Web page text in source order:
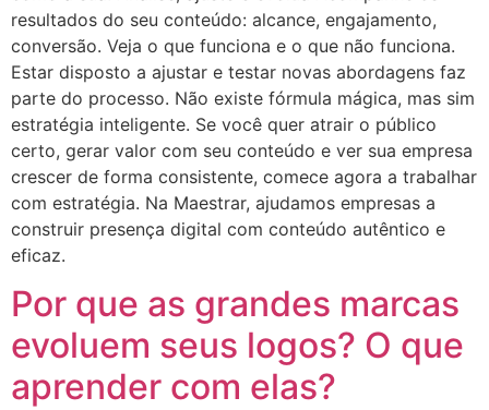
resultados do seu conteúdo: alcance, engajamento,
conversão. Veja o que funciona e o que não funciona.
Estar disposto a ajustar e testar novas abordagens faz
parte do processo. Não existe fórmula mágica, mas sim
estratégia inteligente. Se você quer atrair o público
certo, gerar valor com seu conteúdo e ver sua empresa
crescer de forma consistente, comece agora a trabalhar
com estratégia. Na Maestrar, ajudamos empresas a
construir presença digital com conteúdo autêntico e
eficaz.
Por que as grandes marcas
evoluem seus logos? O que
aprender com elas?